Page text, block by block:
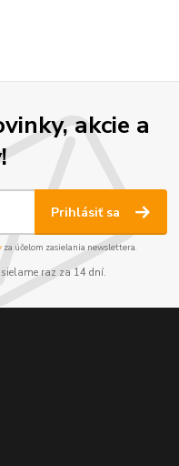
akcie a
Prihlásiť sa
za účelom zasielania newslettera.
raz za 14 dní.